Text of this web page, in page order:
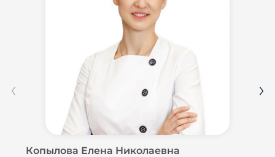
Копылова Елена Николаевна